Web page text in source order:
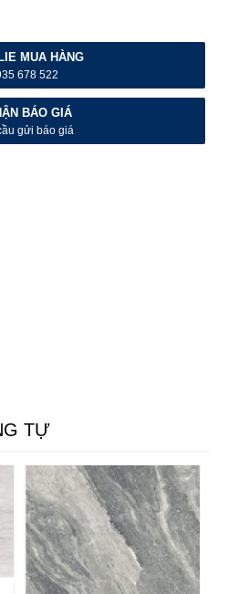
MUA HÀNG
678 522
BÁO GIÁ
gửi báo giá
TỰ